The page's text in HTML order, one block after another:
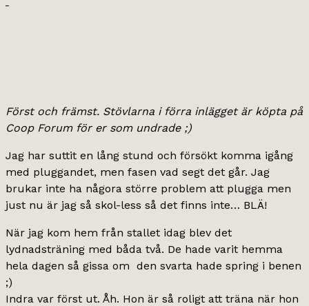
Först och främst. Stövlarna i förra inlägget är köpta på
Coop Forum för er som undrade ;)
Jag har suttit en lång stund och försökt komma igång
med pluggandet, men fasen vad segt det går. Jag
brukar inte ha någora större problem att plugga men
just nu är jag så skol-less så det finns inte… BLÄ!
När jag kom hem från stallet idag blev det
lydnadsträning med båda två. De hade varit hemma
hela dagen så gissa om den svarta hade spring i benen
;)
Indra var först ut. Åh. Hon är så roligt att träna när hon